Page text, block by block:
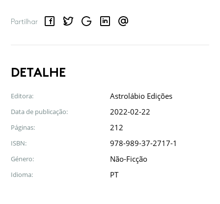
Partilhar
FacebookTwitterGoogle LinkedInEmail
DETALHE
Editora: Astrolábio Edições
Data de publicação: 2022-02-22
Páginas: 212
ISBN: 978-989-37-2717-1
Género: Não-Ficção
Idioma: PT